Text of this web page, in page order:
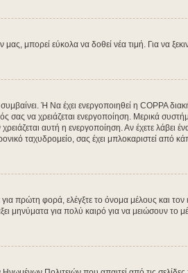
εύκολα να δοθεί νέα τιμή. Για να
Ή Να έχει ενεργοποιηθεί η COPPA
να χρειάζεται ενεργοποίηση. Μερικά
αυτή η ενεργοποίηση. Αν έχετε λάβει
ταχυδρομείο, σας έχει μπλοκαριστεί από
πρώτη φορά, ελέγξτε το όνομα μέλους και
για πολύ καιρό για να μειώσουν το